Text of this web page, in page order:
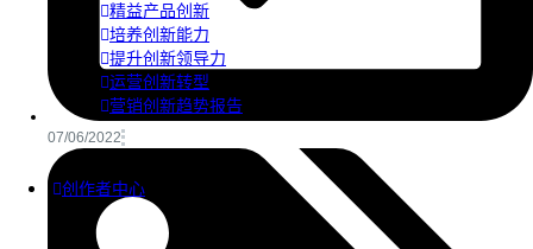
精益产品创新
培养创新能力
提升创新领导力
运营创新转型
营销创新趋势报告
创作者中心
07/06/2022